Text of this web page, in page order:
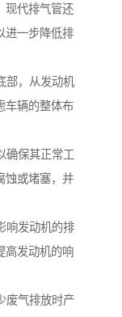
现代排气管还
进一步降低排
部，从发动机
车辆的整体布
确保其正常工
蚀或堵塞，并
响发动机的排
高发动机的响
废气排放时产